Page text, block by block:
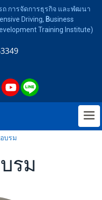
การจัดการธุรกิจ และพํฒนา
Driving, Business
Training Institute)
บรม
รม